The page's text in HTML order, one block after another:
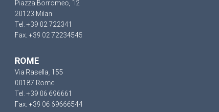
Piazza Borromeo, 12
20123 Milan
Tel. +39 02 722341
Fax. +39 02 72234545
ROME
Via Rasella, 155
00187 Rome
Tel. +39 06 696661
Fax. +39 06 69666544